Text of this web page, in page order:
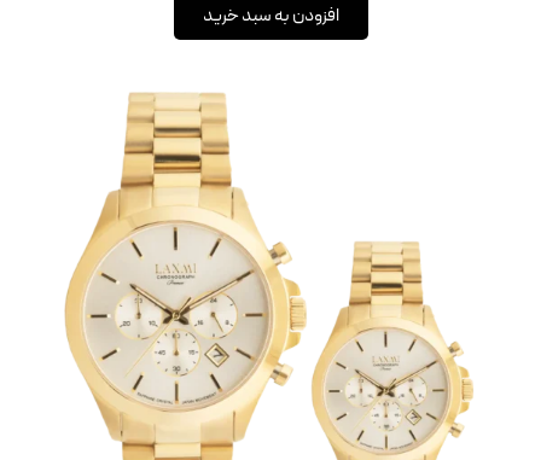
افزودن به سبد خرید